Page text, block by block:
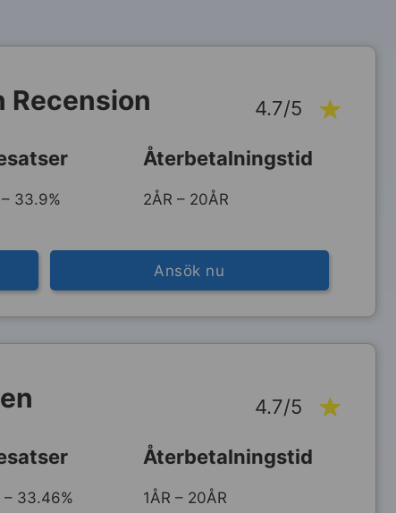
Recension 4.7/5
33.9%
Återbetalningstid
2ÅR – 20ÅR
Ansök nu
4.7/5
33.46%
Återbetalningstid
1ÅR – 20ÅR